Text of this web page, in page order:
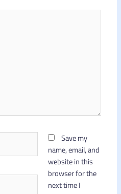
Save my
name, email, and
website in this
browser for the
next time I